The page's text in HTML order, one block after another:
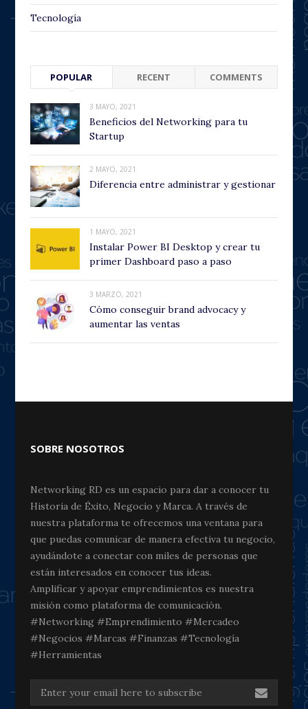
Tecnología
POPULAR RECENT COMMENTS
3 MAYO, 2021
Beneficios del Networking para tu
Startup
2 MAYO, 2021
Diferencia entre administrar y gestionar
1 MAYO, 2021
Instalar Power BI Desktop y crear tu
primer Dashboard paso a paso
3 MARZO, 2021
Cómo conseguir brand advocacy y
aumentar las ventas
SOBRE NOSOTROS
Networking RD es un espacio para dar a conocer tu
Historia de Éxito, Negocio y Marca. A través de
nuestra plataforma te ofrecemos una ventana para
que puedas comunicar de manera efectiva tu negocio,
ayudándote a conectar con miles de personas que
están interesados en conocer tus ideas.
Amplificar y apoyar emprendimientos es nuestra
misión como plataforma de comunicación.
#Networking #Emprendimiento #Mercadeo
#Negocios #Marcas #Finanzas #Tecnología
#Herramientas